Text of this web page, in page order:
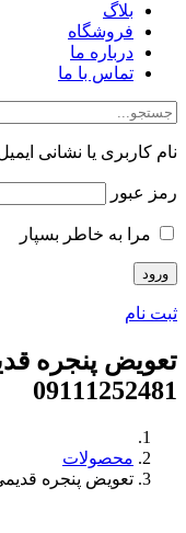
بلاگ
فروشگاه
درباره ما
تماس با ما
نام کاربری یا نشانی
رمز عبور
مرا به خاطر بسپار
ثبت نام
تعویض پنجره
09111252481
محصولات
تعویض پنجره قدیمی در